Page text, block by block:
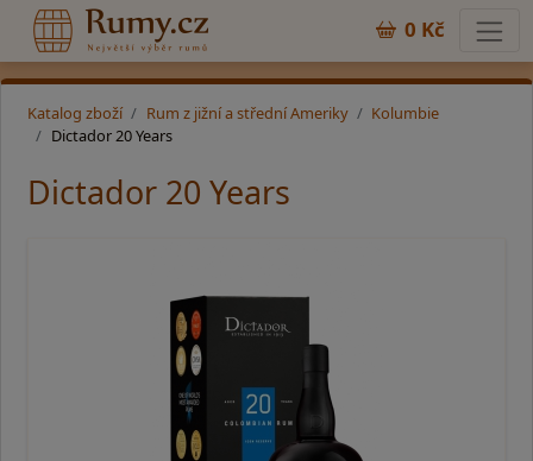
0 Kč
Katalog zboží Rum z jižní a střední Ameriky
Kolumbie
Dictador 20 Years
Dictador 20 Years